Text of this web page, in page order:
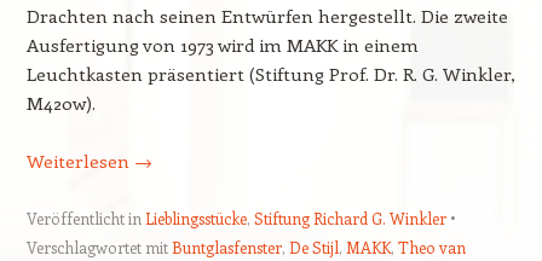
Drachten nach seinen Entwürfen hergestellt. Die zweite
Ausfertigung von 1973 wird im MAKK in einem
Leuchtkasten präsentiert (Stiftung Prof. Dr. R. G. Winkler,
M420w).
Weiterlesen →
Veröffentlicht in Lieblingsstücke, Stiftung Richard G. Winkler
Verschlagwortet mitBuntglasfenster, De Stijl, MAKK, Theo van